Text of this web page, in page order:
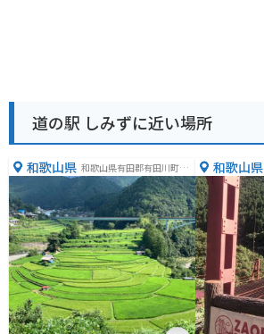
道の駅 しみずに近い場所
和歌山県 和歌山県有田郡有田川町三
田３８１−１
和歌山県